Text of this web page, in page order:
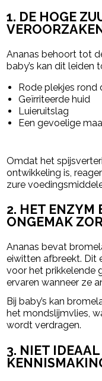
1. DE HOGE
VEROORZAKEN
Ananas behoort tot
baby’s kan dit leiden
Rode plekjes rond
Geïrriteerde huid
Luieruitslag
Een gevoelige
Omdat het
ontwikkeling is,
zure
2. HET ENZYM
ONGEMAK
Ananas bevat
eiwitten afbreekt. Dit
voor het prikkelende
ervaren wanneer ze
Bij baby’s kan
het mondslijmvlies,
wordt verdragen.
3. NIET